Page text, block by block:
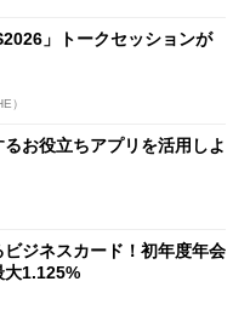
」トークセッションが
）
お役立ちアプリを活用しよ
ジネスカード！初年度年会
大1.125%